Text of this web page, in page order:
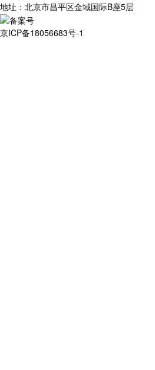
地址：北京市昌平区金域国际B座5层
京ICP备18056683号-1